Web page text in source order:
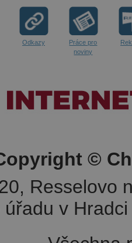
Odkazy
Práce pro
noviny
©
Resselovo
úřadu v